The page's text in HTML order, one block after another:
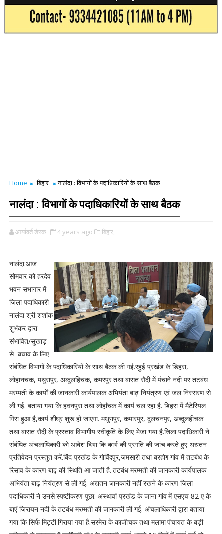
Home बिहार नालंदा : विभागों के पदाधिकारियों के साथ बैठक
नालंदा : विभागों के पदाधिकारियों के साथ बैठक
आर्यावर्त डेस्क 4 years ago बिहार,
नालंदा.आज
सोमवार को हरदेव
भवन सभागार में
जिला पदाधिकारी
नालंदा श्री शशांक
शुभंकर द्वारा
संभावित/सुखाड़
से बचाव के लिए
संबंधित विभागों के पदाधिकारियों के साथ बैठक की गई.रहुई प्रखंड के डिहरा,
लोहानचक, मथुरापुर, अब्दुलहिचक, कमरपुर तथा बासत सैदी में पंचाने नदी पर तटबंध
मरम्मती के कार्यों की जानकारी कार्यपालक अभियंता बाढ़ नियंत्रण एवं जल निस्सरण से
ली गई. बताया गया कि हवनपुरा तथा लोर्हांचक में कार्य चल रहा है. डिहरा में मैटेरियल
गिरा हुआ है,कार्य शीघ्र शुरू हो जाएगा. मथुरापुर, कमारपुर, दुलचनपुर, अब्दुलहीचक
तथा बासत सैदी के प्रस्ताव विभागीय स्वीकृति के लिए भेजा गया है.जिला पदाधिकारी ने
संबंधित अंचलाधिकारी को आदेश दिया कि कार्य की प्रगति की जांच करते हुए अद्यतन
प्रतिवेदन प्रस्तुत करें.बिंद प्रखंड के गोविंदपुर,जमसारी तथा बरहोग गांव में तटबंध के
रिसाव के कारण बाढ़ की स्थिति आ जाती है. तटबंध मरम्मती की जानकारी कार्यपालक
अभियंता बाढ़ नियंत्रण से ली गई. अद्यतन जानकारी नहीं रखने के कारण जिला
पदाधिकारी ने उनसे स्पष्टीकरण पूछा. अस्थावां प्रखंड के जाना गांव में एसएच 82 ए के
बाएं जिरायन नदी के तटबंध मरम्मती की जानकारी ली गई. अंचलाधिकारी द्वारा बताया
गया कि सिर्फ मिट्टी गिराया गया है.सरमेरा के काजीचक तथा मलामा पंचायत के बड़ी